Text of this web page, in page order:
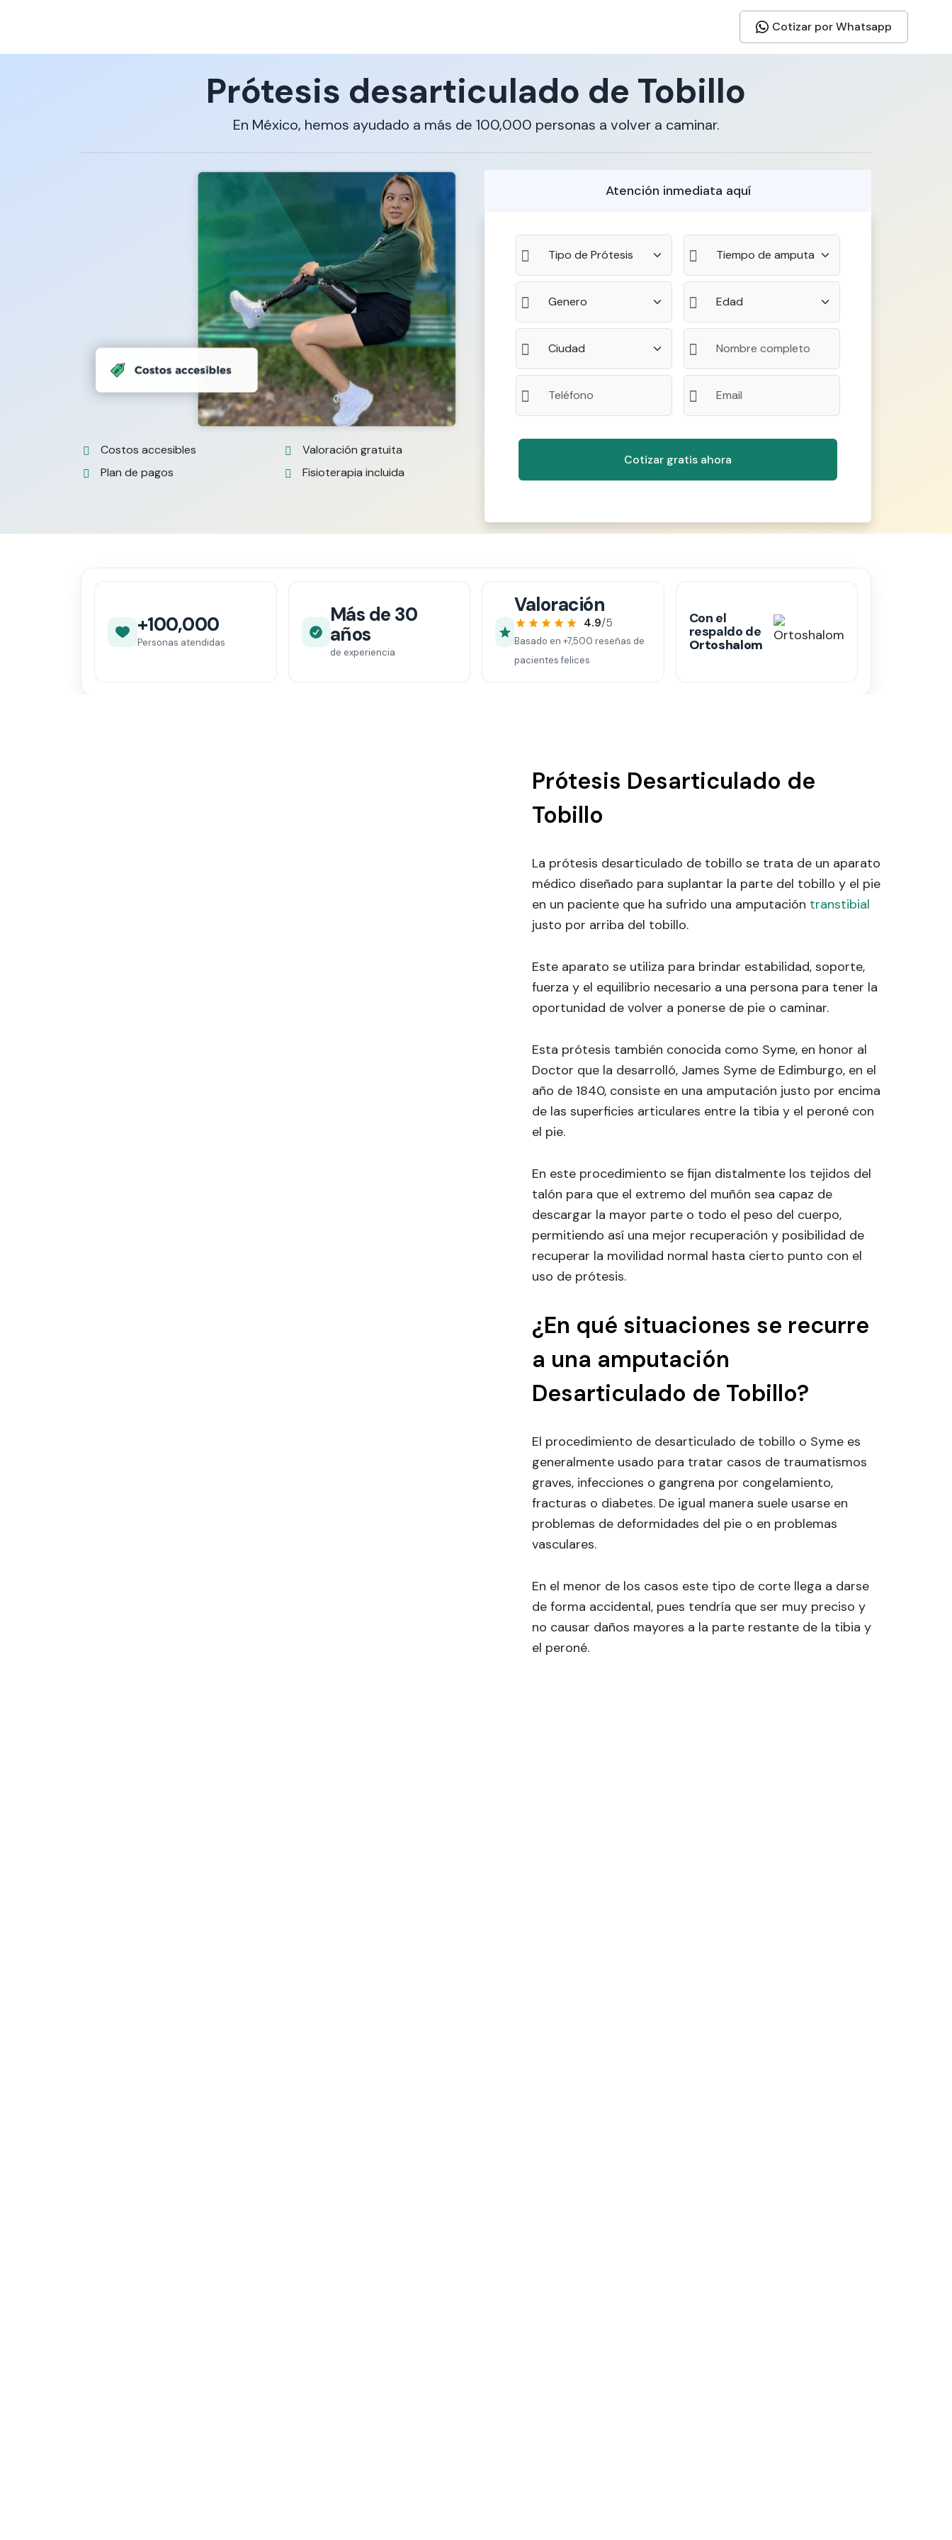
Cotizar por Whatsapp
Prótesis desarticulado de Tobillo
En México, hemos ayudado a más de 100,000 personas a volver a caminar.
Costos accesibles
Plan de pagos
Valoración gratuita
Fisioterapia incluida
Atención inmediata aquí
+100,000
Personas atendidas
Más de 30
años
de experiencia
Valoración
4.9/5
Basado en+7,500 reseñas de
pacientes felices
Con el
respaldo de
Ortoshalom
Prótesis Desarticulado de
Tobillo
La prótesis desarticulado de tobillo se trata de un aparato
médico diseñado para suplantar la parte del tobillo y el pie
en un paciente que ha sufrido una amputación transtibial
justo por arriba del tobillo.
Este aparato se utiliza para brindar estabilidad, soporte,
fuerza y el equilibrio necesario a una persona para tener la
oportunidad de volver a ponerse de pie o caminar.
Esta prótesis también conocida como Syme, en honor al
Doctor que la desarrolló, James Syme de Edimburgo, en el
año de 1840, consiste en una amputación justo por encima
de las superficies articulares entre la tibia y el peroné con
el pie.
En este procedimiento se fijan distalmente los tejidos del
talón para que el extremo del muñón sea capaz de
descargar la mayor parte o todo el peso del cuerpo,
permitiendo así una mejor recuperación y posibilidad de
recuperar la movilidad normal hasta cierto punto con el
uso de prótesis.
¿En qué situaciones se recurre
a una amputación
Desarticulado de Tobillo?
El procedimiento de desarticulado de tobillo o Syme es
generalmente usado para tratar casos de traumatismos
graves, infecciones o gangrena por congelamiento,
fracturas o diabetes. De igual manera suele usarse en
problemas de deformidades del pie o en problemas
vasculares.
En el menor de los casos este tipo de corte llega a darse
de forma accidental, pues tendría que ser muy preciso y
no causar daños mayores a la parte restante de la tibia y
el peroné.